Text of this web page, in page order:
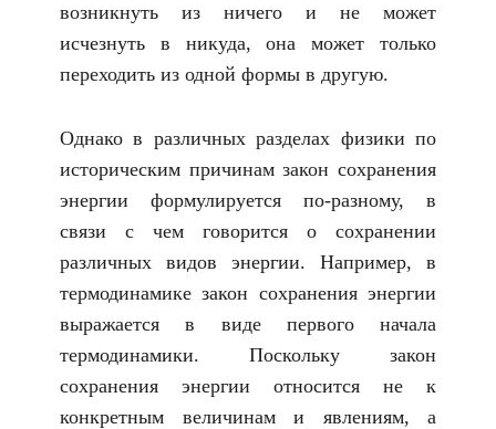
возникнуть из ничего и не может
исчезнуть в никуда, она может только
переходить из одной формы в другую.
Однако в различных разделах физики по
историческим причинам закон сохранения
энергии формулируется по-разному, в
связи с чем говорится о сохранении
различных видов энергии. Например, в
термодинамике закон сохранения энергии
выражается в виде первого начала
термодинамики. Поскольку закон
сохранения энергии относится не к
конкретным величинам и явлениям, а